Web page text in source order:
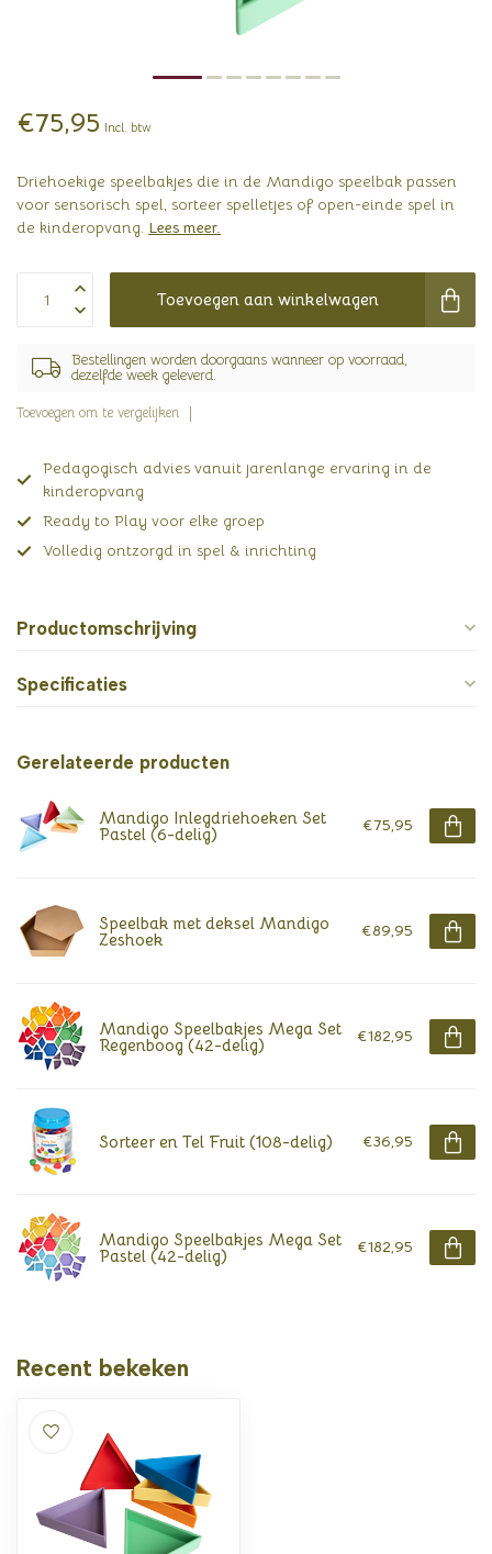
€75,95 Incl. btw
Driehoekige speelbakjes die in de Mandigo speelbak passen
voor sensorisch spel, sorteer spelletjes of open-einde spel in
de kinderopvang. Lees meer.
Toevoegen aan winkelwagen
Bestellingen worden doorgaans wanneer op voorraad,
dezelfde week geleverd.
Toevoegen om te vergelijken
Pedagogisch advies vanuit jarenlange ervaring in de
kinderopvang
Ready to Play voor elke groep
Volledig ontzorgd in spel & inrichting
Productomschrijving
Specificaties
Gerelateerde producten
Mandigo Inlegdriehoeken Set
Pastel (6-delig) €75,95
Speelbak met deksel Mandigo
Zeshoek €89,95
Mandigo Speelbakjes Mega Set
Regenboog (42-delig) €182,95
Sorteer en Tel Fruit (108-delig) €36,95
Mandigo Speelbakjes Mega Set
Pastel (42-delig) €182,95
Recent bekeken